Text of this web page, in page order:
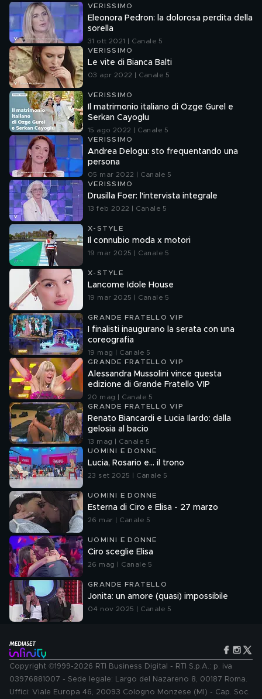
VERISSIMO
Eleonora Pedron: la dolorosa perdita della
sorella
31 ott 2021 | Canale 5
VERISSIMO
Le vite di Bianca Balti
03 apr 2022 | Canale 5
VERISSIMO
Il matrimonio italiano di Ozge Gurel e
Serkan Cayoglu
15 ago 2022 | Canale 5
VERISSIMO
Andrea Delogu: sto frequentando una
persona
05 mar 2022 | Canale 5
VERISSIMO
Drusilla Foer: l'intervista integrale
13 feb 2022 | Canale 5
X-STYLE
Il connubio moda x motori
19 mar 2025 | Canale 5
X-STYLE
Lancome Idole House
19 mar 2025 | Canale 5
GRANDE FRATELLO VIP
I finalisti inaugurano la serata con una
coreografia
19 mag | Canale 5
GRANDE FRATELLO VIP
Alessandra Mussolini vince questa
edizione di Grande Fratello VIP
20 mag | Canale 5
GRANDE FRATELLO VIP
Renato Biancardi e Lucia Ilardo: dalla
gelosia al bacio
13 mag | Canale 5
UOMINI E DONNE
Lucia, Rosario e... il trono
23 set 2025 | Canale 5
UOMINI E DONNE
Esterna di Ciro e Elisa - 27 marzo
26 mar | Canale 5
UOMINI E DONNE
Ciro sceglie Elisa
26 mag | Canale 5
GRANDE FRATELLO
Jonita: un amore (quasi) impossibile
04 nov 2025 | Canale 5
Copyright ©1999-2026 RTI Business Digital - RTI S.p.A.: p. iva
03976881007 - Sede legale: Largo del Nazareno 8, 00187 Roma.
Uffici: Viale Europa 46, 20093 Cologno Monzese (MI) - Cap. Soc.